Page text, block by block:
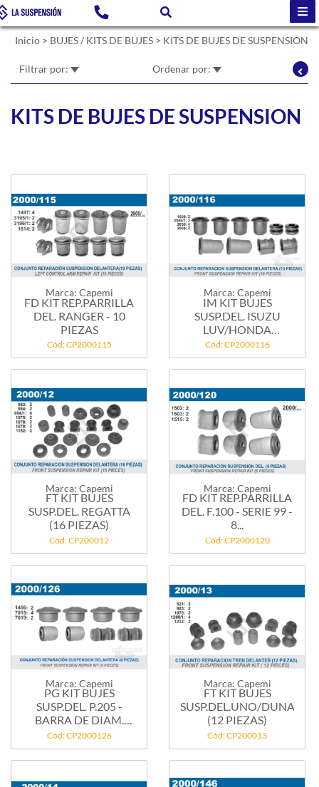
Inicio > BUJES / KITS DE BUJES > KITS DE BUJES DE SUSPENSION
Filtrar por: Ordenar por:
KITS DE BUJES DE SUSPENSION
Marca: Capemi
FD KIT REP.PARRILLA
DEL. RANGER - 10
PIEZAS
Cód: CP2000115
Marca: Capemi
IM KIT BUJES
SUSP.DEL. ISUZU
LUV/HONDA
PASSPORT...
Cód: CP2000116
Marca: Capemi
FT KIT BUJES
SUSP.DEL. REGATTA
(16 PIEZAS)
Cód: CP200012
Marca: Capemi
FD KIT REP.PARRILLA
DEL. F.100 - SERIE 99 -
8...
Cód: CP2000120
Marca: Capemi
PG KIT BUJES
SUSP.DEL. P.205 -
BARRA DE DIAM.
20MM
Cód: CP2000126
Marca: Capemi
FT KIT BUJES
SUSP.DEL.UNO/DUNA
(12 PIEZAS)
Cód: CP200013